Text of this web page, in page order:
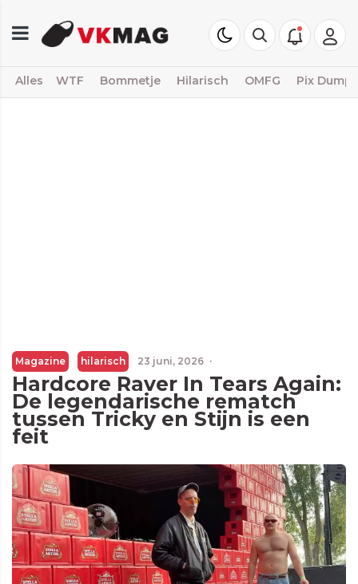
Alles WTF Bommetje Hilarisch OMFG Pix Dump
Magazine hilarisch 23 juni, 2026 ·
Hardcore Raver In Tears Again:
De legendarische rematch
tussen Tricky en Stijn is een
feit